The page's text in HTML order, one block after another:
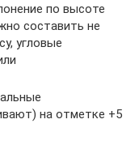
по высоте
составить не
угловые
на отметке +5